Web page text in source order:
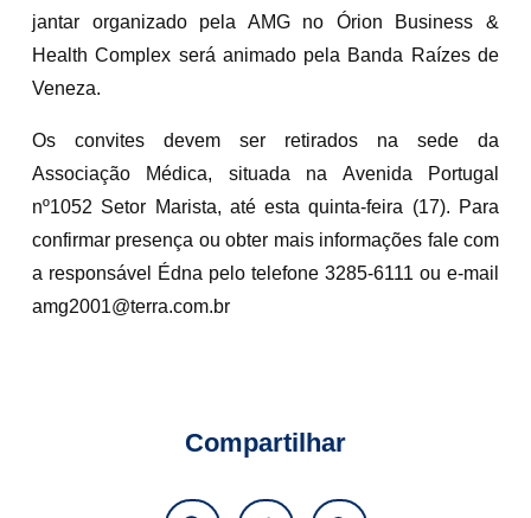
jantar organizado pela AMG no Órion Business &
Health Complex será animado pela Banda Raízes de
Veneza.
Os convites devem ser retirados na sede da
Associação Médica, situada na Avenida Portugal
nº1052 Setor Marista, até esta quinta-feira (17). Para
confirmar presença ou obter mais informações fale com
a responsável Édna pelo telefone 3285-6111 ou e-mail
amg2001@terra.com.br
Compartilhar